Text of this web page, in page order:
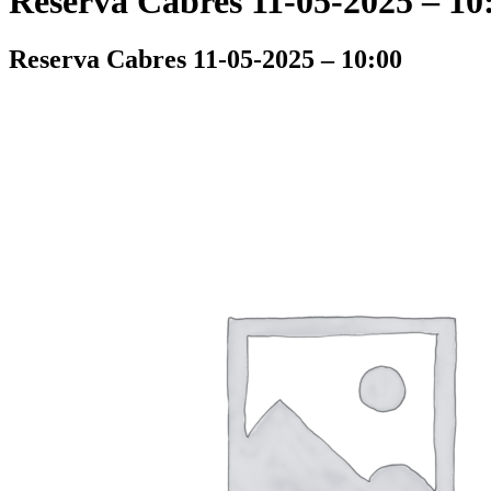
Reserva Cabres 11-05-2025 – 10:00